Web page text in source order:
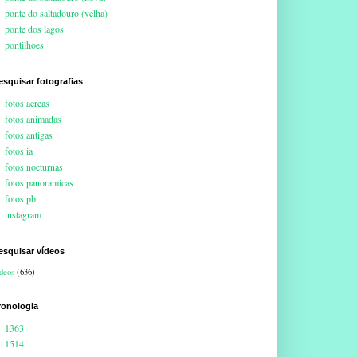
ponte do saltadouro (velha)
ponte dos lagos
pontilhoes
fotografias
fotos aereas
fotos animadas
fotos antigas
fotos ia
fotos nocturnas
fotos panoramicas
fotos pb
instagram
vídeos
(636)
1363
1514